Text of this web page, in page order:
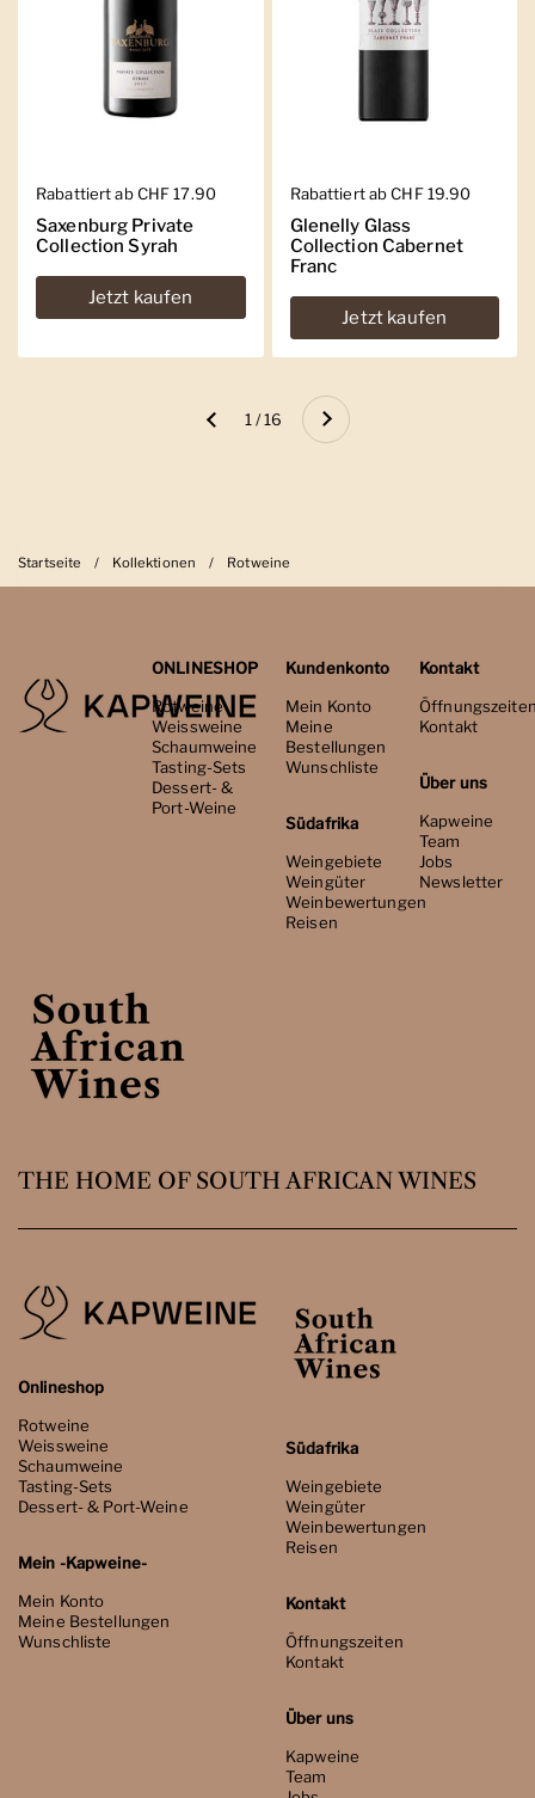
Regulärer Preis
Rabattiert ab CHF 17.90
Saxenburg Private
Collection Syrah
Jetzt kaufen
Regulärer Preis
Rabattiert ab CHF 19.90
Glenelly Glass
Collection Cabernet
Franc
Jetzt kaufen
Zurück 1 / 16 Weiter
Startseite / Kollektionen / Rotweine
ONLINESHOP
Rotweine
Weissweine
Schaumweine
Tasting-Sets
Dessert- &
Port-Weine
Kundenkonto
Mein Konto
Meine
Bestellungen
Wunschliste
Südafrika
Weingebiete
Weingüter
Weinbewertungen
Reisen
Kontakt
Kontakt
Über uns
Kapweine
Team
Jobs
Newsletter
THE HOME OF SOUTH AFRICAN WINES
Onlineshop
Rotweine
Weissweine
Schaumweine
Tasting-Sets
Dessert- & Port-Weine
Mein -Kapweine-
Mein Konto
Meine Bestellungen
Wunschliste
Südafrika
Weingebiete
Weingüter
Weinbewertungen
Reisen
Kontakt
Öffnungszeiten
Kontakt
Über uns
Kapweine
Team